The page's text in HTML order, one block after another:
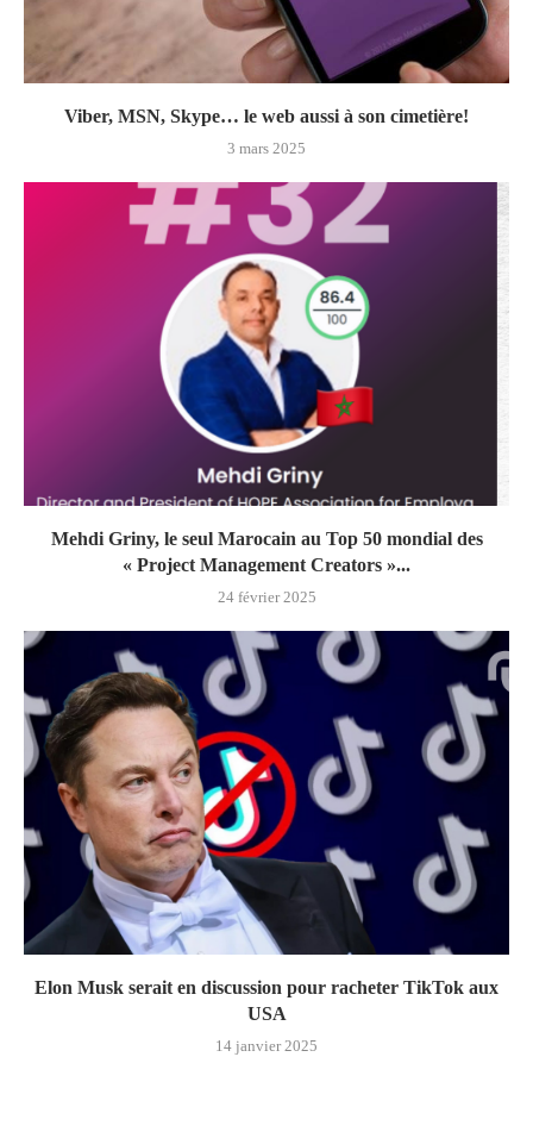
Viber, MSN, Skype… le web aussi à son cimetière!
3 mars 2025
Mehdi Griny, le seul Marocain au Top 50 mondial des
« Project Management Creators »...
24 février 2025
Elon Musk serait en discussion pour racheter TikTok aux
USA
14 janvier 2025